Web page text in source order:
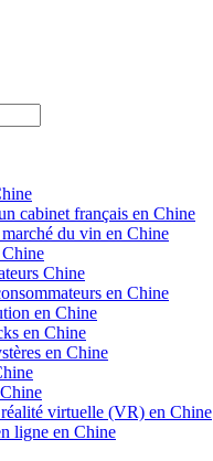
cabinet français en Chine
du vin en Chine
Chine
en Chine
en Chine
en Chine
en Chine
virtuelle (VR) en Chine
ligne en Chine